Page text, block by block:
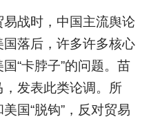
战时，中国主流舆论
落后，许多许多核心
“卡脖子”的问题。苗
发表此类论调。所
国“脱钩”，反对贸易